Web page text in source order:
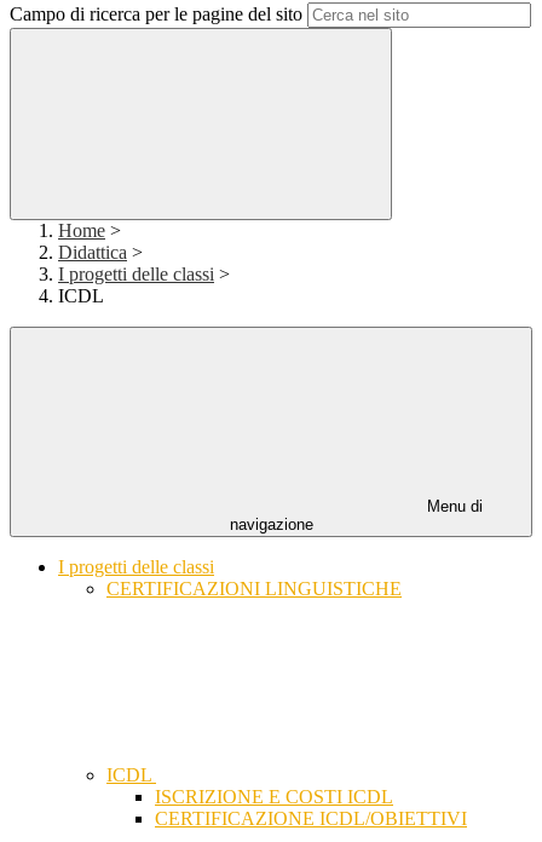
Campo di ricerca per le pagine del sito
Home >
Didattica >
I progetti delle classi >
ICDL
Menu di
navigazione
I progetti delle classi
CERTIFICAZIONI LINGUISTICHE
ICDL
ISCRIZIONE E COSTI ICDL
CERTIFICAZIONE ICDL/OBIETTIVI